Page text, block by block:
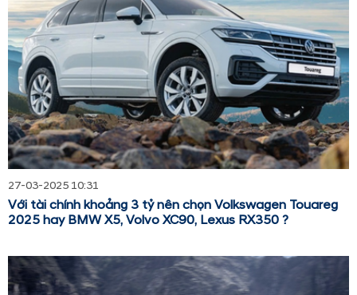
27-03-2025 10:31
Với tài chính khoảng 3 tỷ nên chọn Volkswagen Touareg
2025 hay BMW X5, Volvo XC90, Lexus RX350 ?